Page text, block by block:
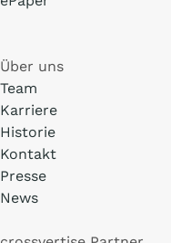
Über uns
Team
Karriere
Historie
Kontakt
Presse
News